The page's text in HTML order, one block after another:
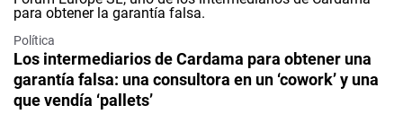
Política
Los intermediarios de Cardama para obtener una
garantía falsa: una consultora en un ‘cowork’ y una
que vendía ‘pallets’